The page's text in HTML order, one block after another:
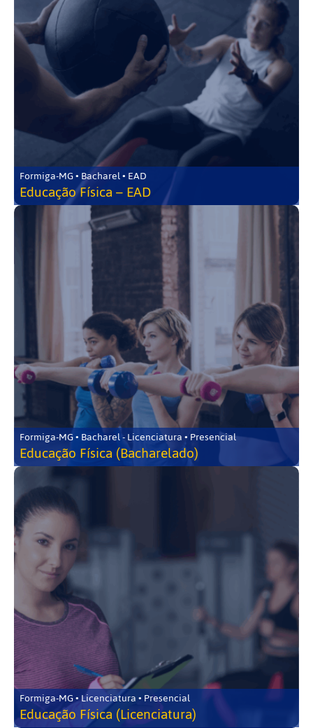
Formiga-MG • Bacharel • EAD
Educação Física – EAD
Formiga-MG • Bacharel - Licenciatura • Presencial
Educação Física (Bacharelado)
Formiga-MG • Licenciatura • Presencial
Educação Física (Licenciatura)